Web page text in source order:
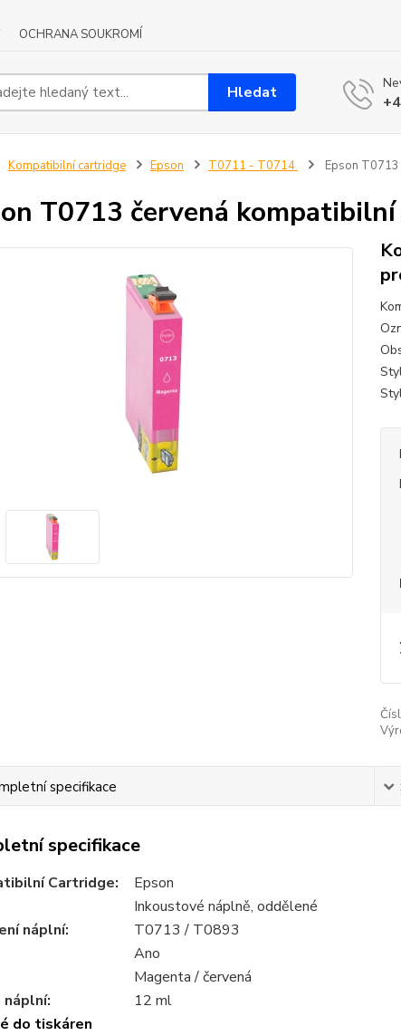
OCHRANA SOUKROMÍ
Hledat
Kompatibilní cartridge Epson T0711 - T0714 Epson
T0713 červená
specifikace
specifikace
Cartridge:
Epson
Inkoustové náplně, oddělené
náplní:
T0713 / T0893
Ano
Magenta / červená
náplní:
12 ml
do tiskáren